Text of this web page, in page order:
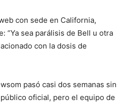
con sede en California,
“Ya sea parálisis de Bell u otra
con la dosis de
pasó casi dos semanas sin
oficial, pero el equipo de